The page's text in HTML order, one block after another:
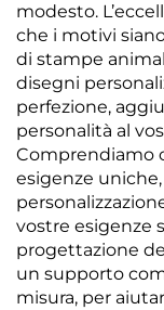
modesto.
che i motivi
di stampe
disegni
perfezione,
personalità al
Comprendiamo
esigenze
vostre esigenze
progettazione
un supporto
misura, per